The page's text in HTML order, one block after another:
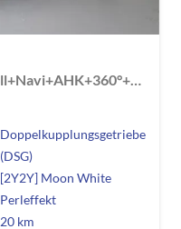
Sportline TSI 4x4 360°+19 Zoll+Navi+AHK+360°+ACC+Frontscheibe beheizbar+Travel Assist
Doppelkupplungsgetriebe
(DSG)
[2Y2Y] Moon White
Perleffekt
20 km